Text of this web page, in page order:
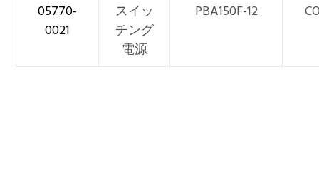
05770-
0021
スイッ
チング
電源
PBA150F-12